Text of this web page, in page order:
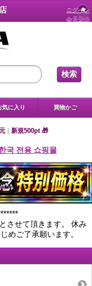
ログイン
会員登録
検索
気に入り 買物かご
新規500pt 🎁
국 전용 쇼핑몰
させて頂きます。 休み
めご了承願います。